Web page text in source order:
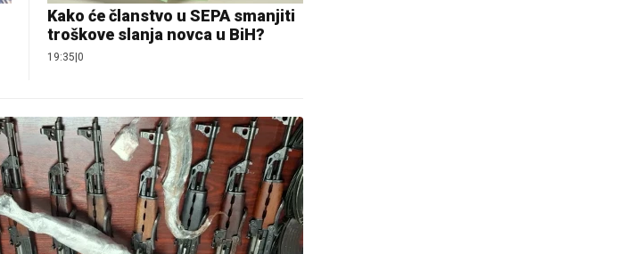
Kako će članstvo u SEPA smanjiti
troškove slanja novca u BiH?
19:35 |0